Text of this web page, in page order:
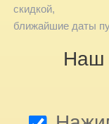
скидкой,
ближайшие даты
Наш